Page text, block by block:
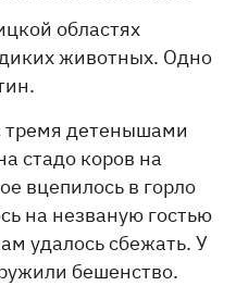
областях
животных. Одно
тремя детенышами
стадо коров на
вцепилось в горло
на незваную гостью
удалось сбежать. У
бешенство.